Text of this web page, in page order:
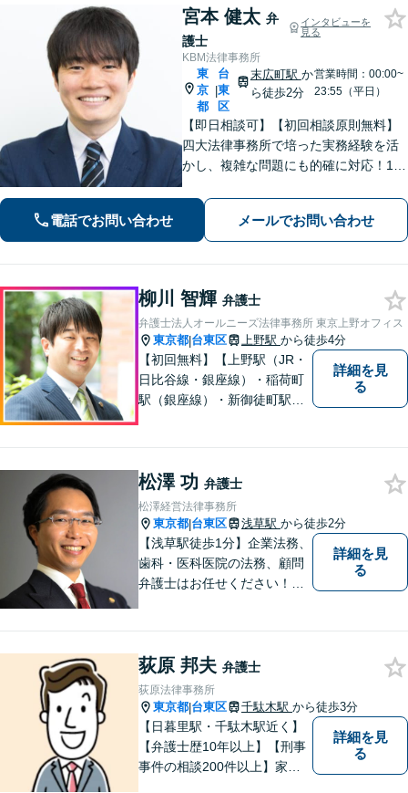
宮本 健太 弁
護士
インタビューを
見る
KBM法律事務所
東
京
都
|
台
東
区
末広町駅 か
ら徒歩2分
営業時間：00:00~
23:55（平日）
【即日相談可】【初回相談原則無料】
四大法律事務所で培った実務経験を活
かし、複雑な問題にも的確に対応！1日
件、労働問題、インターネット問題、
訴訟・紛争案件などに多数対応。 皆様
のお悩みに寄り添い、最良の結果を追
求します。
電話でお問い合わせ メールでお問い合わせ
柳川 智輝 弁護士
弁護士法人オールニーズ法律事務所 東京上野オフィス
東京都|台東区 上野駅 から徒歩4分
【初回無料】【上野駅（JR・
日比谷線・銀座線）・稲荷町
駅（銀座線）・新御徒町駅
様に寄り添い、意志を尊重し
つつ、冷静的確なアドバイス
で納得できる解決を目指しま
す【夜間対応可】
詳細を見
る
松澤 功 弁護士
松澤経営法律事務所
東京都|台東区 浅草駅 から徒歩2分
【浅草駅徒歩1分】企業法務、
歯科・医科医院の法務、顧問
弁護士はお任せください！労
詳細を見
る
荻原 邦夫 弁護士
荻原法律事務所
東京都|台東区 千駄木駅 から徒歩3分
【日暮里駅・千駄木駅近く】
【弁護士歴10年以上】【刑事
事件の相談200件以上】家族
詳細を見
る